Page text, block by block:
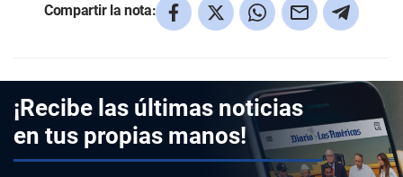
Compartir la nota:
¡Recibe las últimas noticias
en tus propias manos!